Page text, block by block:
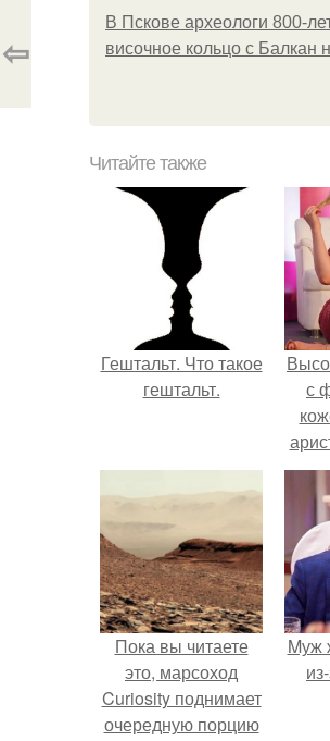
В Пскове археологи 800-
височное кольцо с Балкан
⇦
Читайте также
Гештальт. Что такое
гештальт.
с
Пока вы читаете
это, марсоход
Curiosity поднимает
очередную порцию
Mуж